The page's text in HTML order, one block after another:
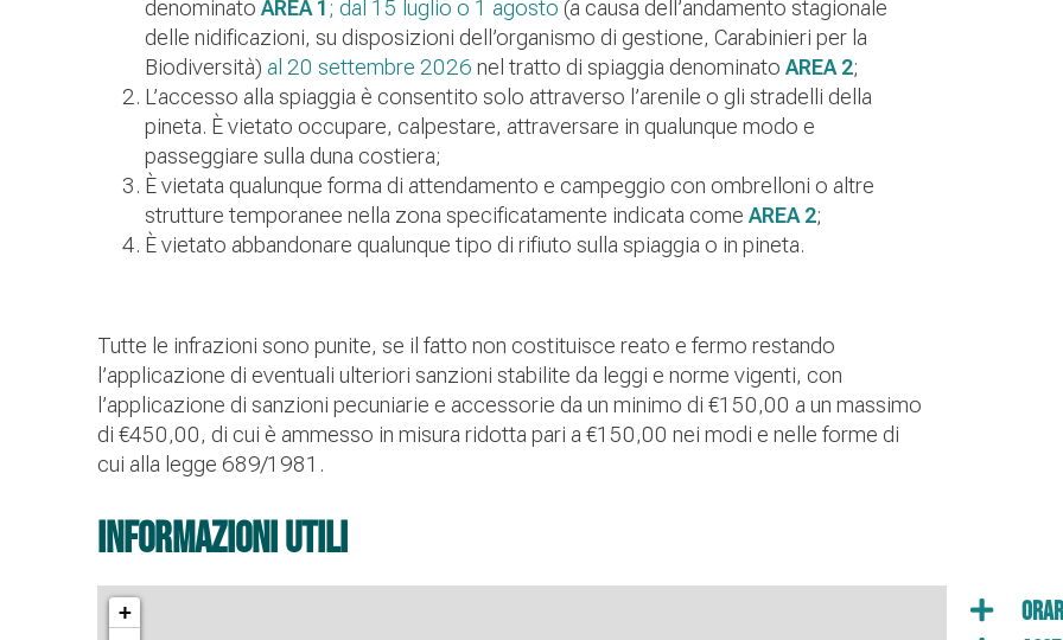
denominato AREA 1; dal 15 luglio o 1 agosto (a causa dell’andamento stagionale
delle nidificazioni, su disposizioni dell’organismo di gestione, Carabinieri per la
Biodiversità) al 20 settembre 2026 nel tratto di spiaggia denominato AREA 2;
L’accesso alla spiaggia è consentito solo attraverso l’arenile o gli stradelli della
pineta. È vietato occupare, calpestare, attraversare in qualunque modo e
passeggiare sulla duna costiera;
È vietata qualunque forma di attendamento e campeggio con ombrelloni o altre
strutture temporanee nella zona specificatamente indicata come AREA 2;
È vietato abbandonare qualunque tipo di rifiuto sulla spiaggia o in pineta.
Tutte le infrazioni sono punite, se il fatto non costituisce reato e fermo restando
l’applicazione di eventuali ulteriori sanzioni stabilite da leggi e norme vigenti, con
l’applicazione di sanzioni pecuniarie e accessorie da un minimo di €150,00 a un massimo
di €450,00, di cui è ammesso in misura ridotta pari a €150,00 nei modi e nelle forme di
cui alla legge 689/1981.
Informazioni utili
+